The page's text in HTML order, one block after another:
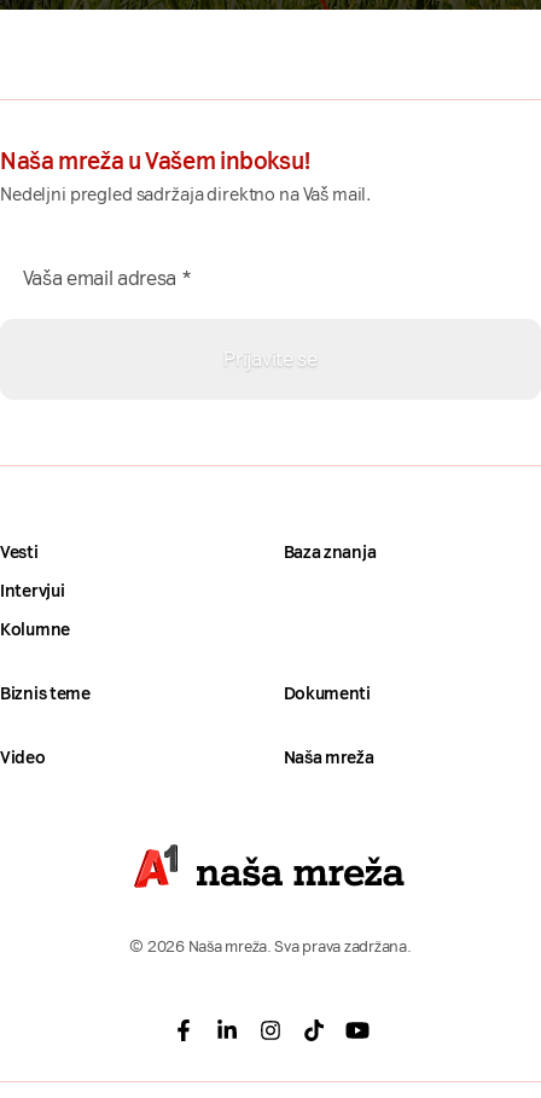
Naša mreža u Vašem inboksu!
Nedeljni pregled sadržaja direktno na Vaš mail.
Vesti
Intervjui
Kolumne
Baza znanja
Biznis teme Dokumenti
Video Naša mreža
© 2026 Naša mreža. Sva prava zadržana.
Facebook
LinkedinInstagram
TiktokYoutube